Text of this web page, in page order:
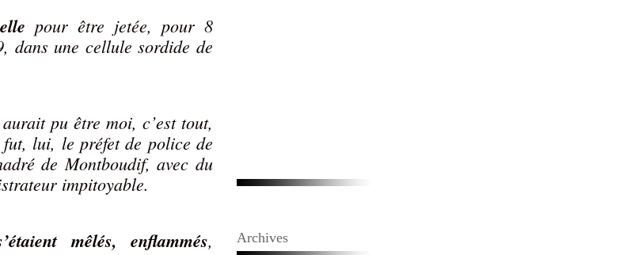
pour être jetée, pour 8
dans une cellule sordide de
pu être moi, c’est tout,
lui, le préfet de police de
de Montboudif, avec du
impitoyable.
mêlés, enflammés,
Archives